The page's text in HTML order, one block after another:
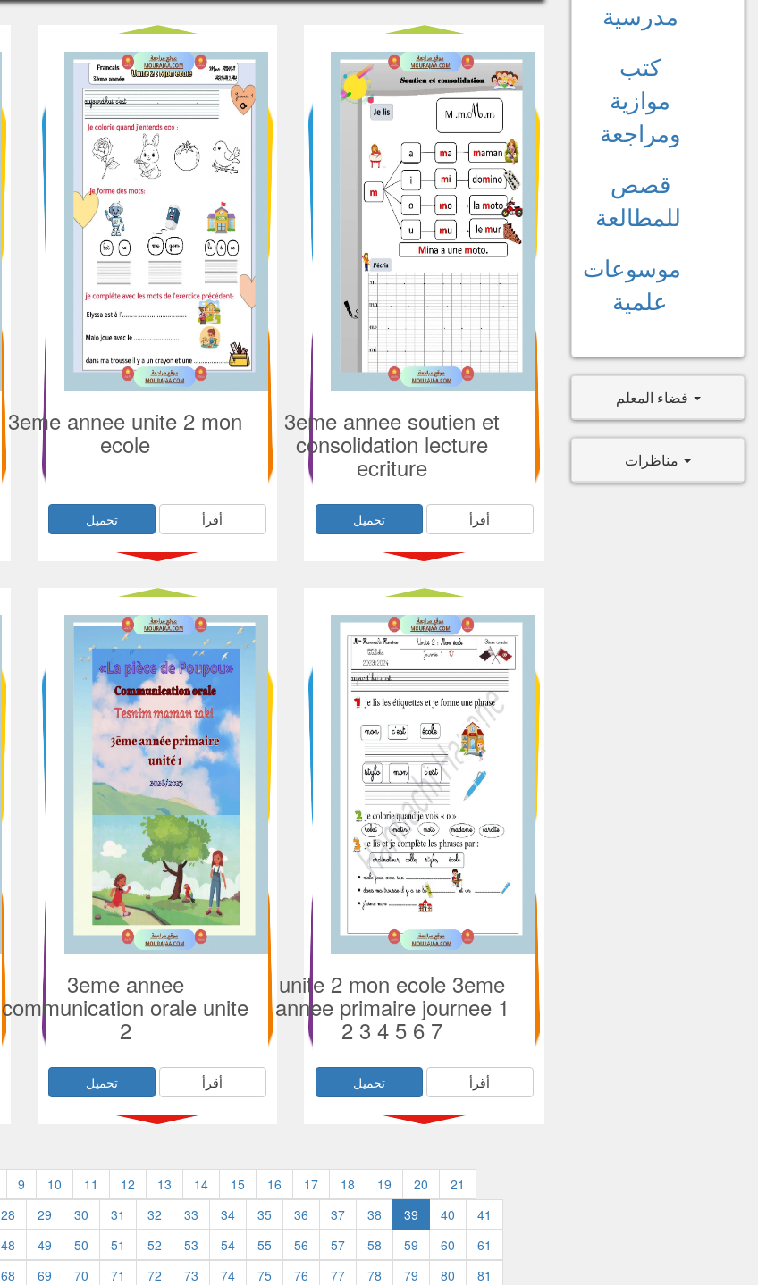
3eme annee unite 2 mon
ecole
أقرأ تحميل
3eme annee soutien et
consolidation lecture
ecriture
أقرأ تحميل
3eme annee
communication orale unite
2
أقرأ تحميل
unite 2 mon ecole 3eme
annee primaire journee 1
2 3 4 5 6 7
أقرأ تحميل
9 10 11 12 13 14 15 16 17 18 19 20
21
28 29 30 31 32 33 34 35 36 37 38 39 40
41
48 49 50 51 52 53 54 55 56 57 58 59 60
61
68 69 70 71 72 73 74 75 76 77 78 79 80
81
مدرسية
كتب
موازية
ومراجعة
قصص
للمطالعة
موسوعات
علمية
فضاء المعلم
مناظرات